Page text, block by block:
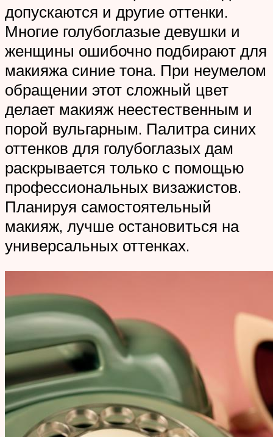
допускаются и другие оттенки.
Многие голубоглазые девушки и
женщины ошибочно подбирают для
макияжа синие тона. При неумелом
обращении этот сложный цвет
делает макияж неестественным и
порой вульгарным. Палитра синих
оттенков для голубоглазых дам
раскрывается только с помощью
профессиональных визажистов.
Планируя самостоятельный
макияж, лучше остановиться на
универсальных оттенках.